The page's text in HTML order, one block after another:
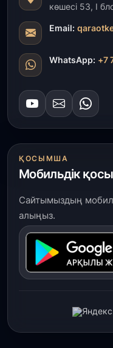
көшесі 53, І
Email:
WhatsApp: +7
ҚОСЫМША
Мобильдік
Сайтымыздың
алыңыз.